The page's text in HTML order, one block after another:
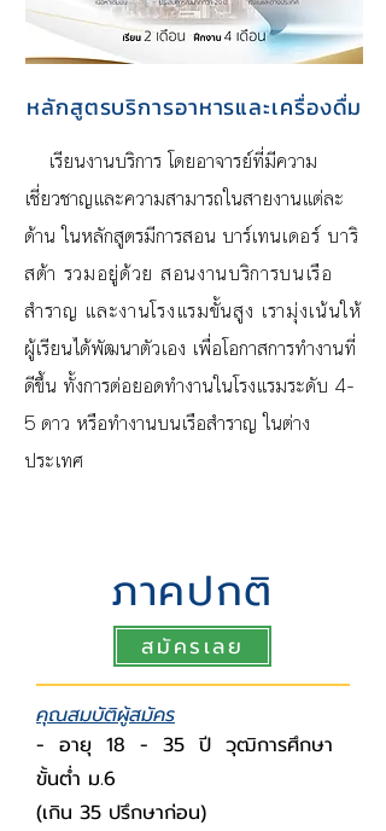
หลักสูตรบริการอาหารและเครื่องดื่ม
เรียนงานบริการ โดยอาจารย์ที่มีความ
เชี่ยวชาญและความสามารถในสายงานแต่ละ
ด้าน ในหลักสูตรมีการสอน บาร์เทนเดอร์ บาริ
สต้า รวมอยู่ด้วย สอนงานบริการบนเรือ
สำราญ และงานโรงแรมขั้นสูง เรามุ่งเน้นให้
ผู้เรียนได้พัฒนาตัวเอง เพื่อโอกาสการทำงานที่
ดีขึ้น ทั้งการต่อยอดทำงานในโรงแรมระดับ 4-
5 ดาว หรือทำงานบนเรือสำราญ ในต่าง
ประเทศ
ภาคปกติ
สมัครเลย
คุณสมบัติผู้สมัคร
- อายุ 18 - 35 ปี วุฒิการศึกษา
ขั้นต่ำ ม.6
(เกิน 35 ปรึกษาก่อน)